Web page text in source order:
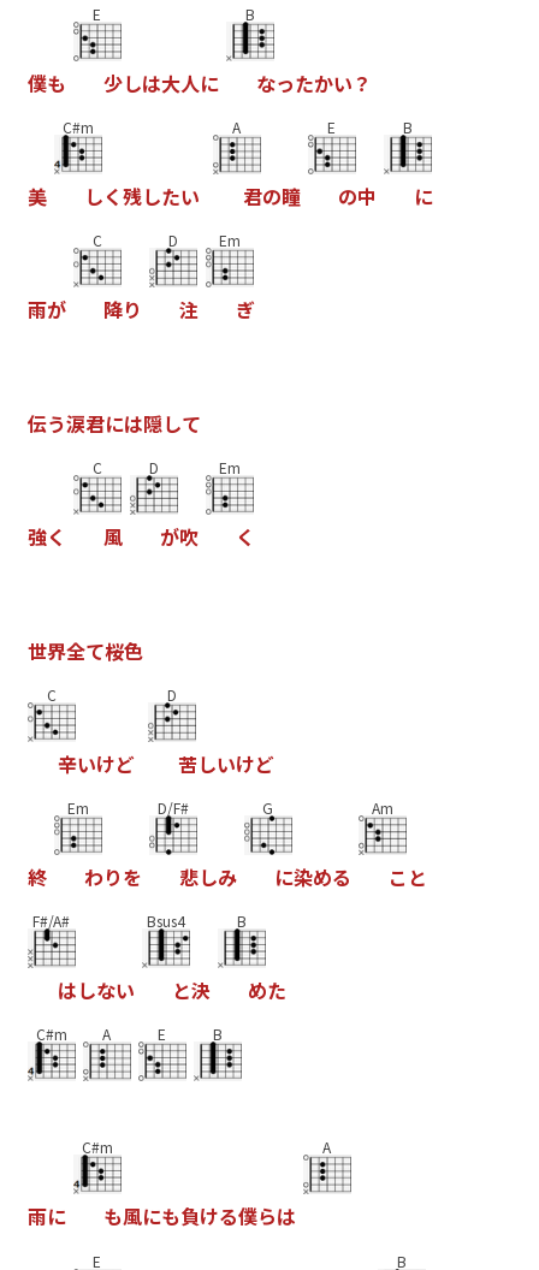
僕も
E
少しは大人に
B
なったかい ？
美
C#m
しく残したい
A
君の瞳
E
の中
B
に
雨が
C
降り
D
注
Em
ぎ
伝う涙君には隠して
強く
C
風
D
が吹
Em
く
世界全て桜色
C
辛いけど
D
苦しいけど
終
Em
わりを
D/F#
悲しみ
G
に染める
Am
こ と
F#/A#
はしない
Bsus4
と決
B
めた
C#m A E B
雨に
C#m
も風にも負ける僕らは
A
E B